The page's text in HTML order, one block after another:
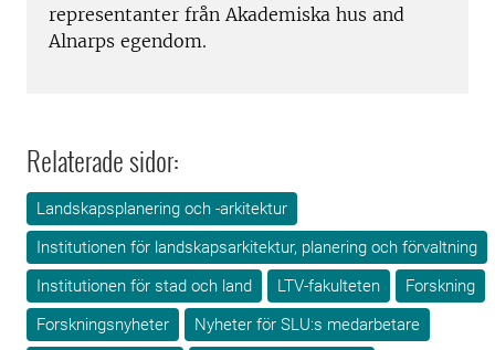
representanter från Akademiska hus and
Alnarps egendom.
Relaterade sidor:
Landskapsplanering och -arkitektur
Institutionen för landskapsarkitektur, planering och förvaltning
Institutionen för stad och land
LTV-fakulteten
Forskning
Forskningsnyheter
Nyheter för SLU:s medarbetare